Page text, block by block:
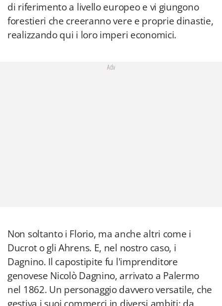
di riferimento a livello europeo e vi giungono
forestieri che creeranno vere e proprie dinastie,
realizzando qui i loro imperi economici.
Adv
Non soltanto i Florio, ma anche altri come i
Ducrot o gli Ahrens. E, nel nostro caso, i
Dagnino. Il capostipite fu l'imprenditore
genovese Nicolò Dagnino, arrivato a Palermo
nel 1862. Un personaggio davvero versatile, che